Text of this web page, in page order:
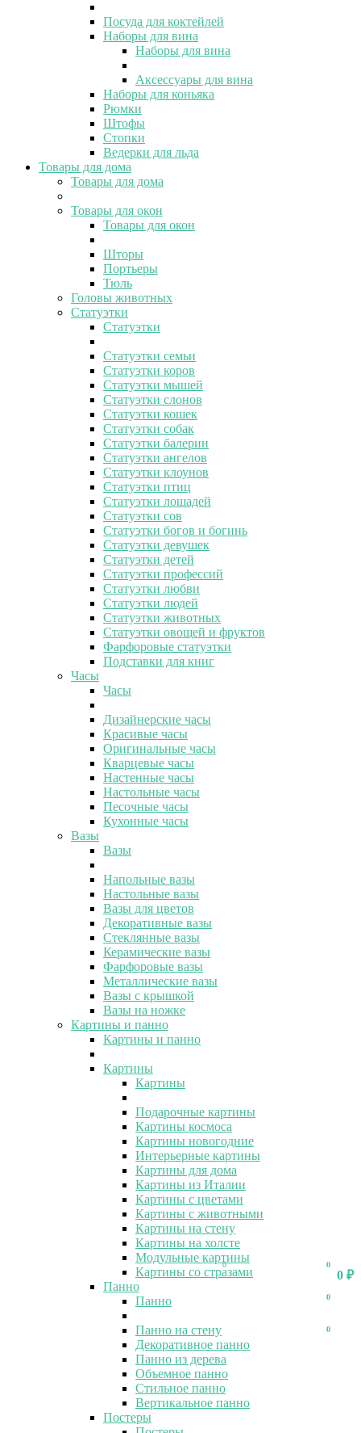
0
0 ₽
0
0
0
Посуда для коктейлей
Наборы для вина
Наборы для вина
Аксессуары для вина
Наборы для коньяка
Рюмки
Штофы
Стопки
Ведерки для льда
Товары для дома
Товары для дома
Товары для окон
Товары для окон
Шторы
Портьеры
Тюль
Головы животных
Статуэтки
Статуэтки
Статуэтки семьи
Статуэтки коров
Статуэтки мышей
Статуэтки слонов
Статуэтки кошек
Статуэтки собак
Статуэтки балерин
Статуэтки ангелов
Статуэтки клоунов
Статуэтки птиц
Статуэтки лошадей
Статуэтки сов
Статуэтки богов и богинь
Статуэтки девушек
Статуэтки детей
Статуэтки профессий
Статуэтки любви
Статуэтки людей
Статуэтки животных
Статуэтки овощей и фруктов
Фарфоровые статуэтки
Подставки для книг
Часы
Часы
Дизайнерские часы
Красивые часы
Оригинальные часы
Кварцевые часы
Настенные часы
Настольные часы
Песочные часы
Кухонные часы
Вазы
Вазы
Напольные вазы
Настольные вазы
Вазы для цветов
Декоративные вазы
Стеклянные вазы
Керамические вазы
Фарфоровые вазы
Металлические вазы
Вазы с крышкой
Вазы на ножке
Картины и панно
Картины и панно
Картины
Картины
Подарочные картины
Картины космоса
Картины новогодние
Интерьерные картины
Картины для дома
Картины из Италии
Картины с цветами
Картины с животными
Картины на стену
Картины на холсте
Модульные картины
Картины со стразами
Панно
Панно
Панно на стену
Декоративное панно
Панно из дерева
Объемное панно
Стильное панно
Вертикальное панно
Постеры